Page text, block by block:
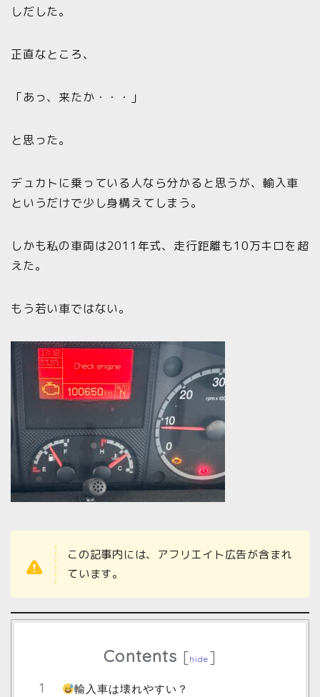
しだした。
正直なところ、
「あっ、来たか・・・」
と思った。
デュカトに乗っている人なら分かると思うが、輸入車
というだけで少し身構えてしまう。
しかも私の車両は2011年式、走行距離も10万キロを超
えた。
もう若い車ではない。
この記事内には、アフリエイト広告が含まれ
ています。
Contents [hide ]
輸入車は壊れやすい？